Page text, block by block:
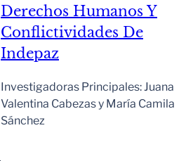
Derechos Humanos Y
Conflictividades De
Indepaz
Investigadoras Principales: Juana
Valentina Cabezas y María Camila
Sánchez